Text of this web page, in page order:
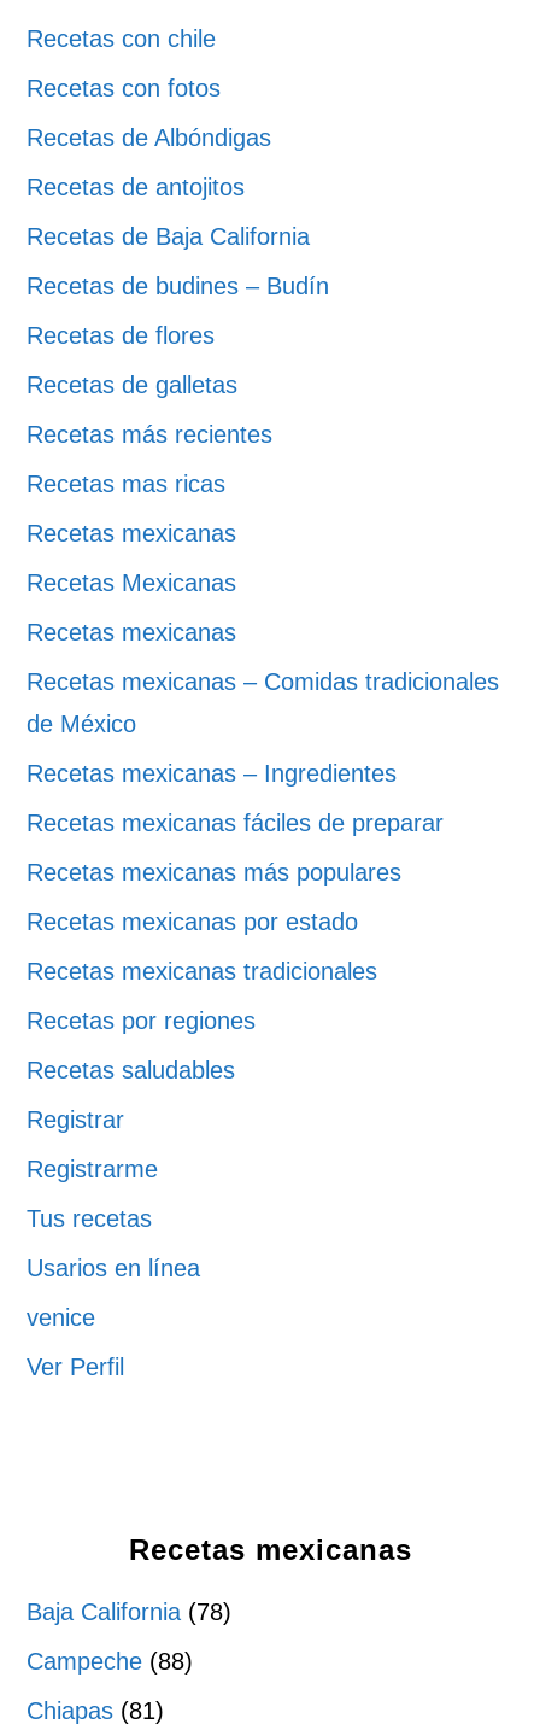
Recetas con chile
Recetas con fotos
Recetas de Albóndigas
Recetas de antojitos
Recetas de Baja California
Recetas de budines – Budín
Recetas de flores
Recetas de galletas
Recetas más recientes
Recetas mas ricas
Recetas mexicanas
Recetas Mexicanas
Recetas mexicanas
Recetas mexicanas – Comidas tradicionales
de México
Recetas mexicanas – Ingredientes
Recetas mexicanas fáciles de preparar
Recetas mexicanas más populares
Recetas mexicanas por estado
Recetas mexicanas tradicionales
Recetas por regiones
Recetas saludables
Registrar
Registrarme
Tus recetas
Usarios en línea
venice
Ver Perfil
Recetas mexicanas
Baja California (78)
Campeche (88)
Chiapas (81)